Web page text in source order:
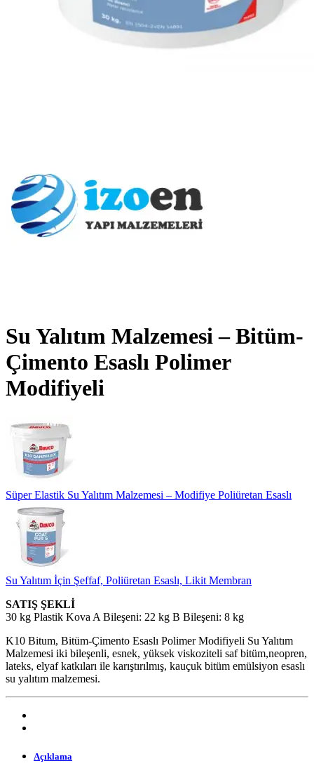
Su Yalıtım Malzemesi – Bitüm-
Çimento Esaslı Polimer
Modifiyeli
Süper Elastik Su Yalıtım Malzemesi – Modifiye Poliüretan Esaslı
Su Yalıtım İçin Şeffaf, Poliüretan Esaslı, Likit Membran
SATIŞ ŞEKLİ
30 kg Plastik Kova A Bileşeni: 22 kg B Bileşeni: 8 kg
K10 Bitum, Bitüm-Çimento Esaslı Polimer Modifiyeli Su Yalıtım
Malzemesi iki bileşenli, esnek, yüksek viskoziteli saf bitüm,neopren,
lateks, elyaf katkıları ile karıştırılmış, kauçuk bitüm emülsiyon esaslı
su yalıtım malzemesi.
Açıklama